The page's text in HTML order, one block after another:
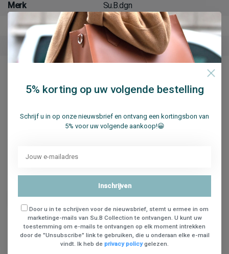
Merk Su.B.dgn
Artikelnummer Baseball Cap M2505 White
Beschikbaarheid op voorraad
Delen
Je beoordeling toevoegen
5% korting op uw volgende bestelling
Schrijf u in op onze nieuwsbrief en ontvang een kortingsbon van
5% voor uw volgende aankoop!😀
Inschrijven
Door u in te schrijven voor de nieuwsbrief, stemt u ermee in om
marketinge-mails van Su.B Collection te ontvangen. U kunt uw
toestemming om e-mails te ontvangen op elk moment intrekken
door de "Unsubscribe" link te gebruiken, die u onderaan elke e-mail
vindt. Ik heb de privacy policygelezen.